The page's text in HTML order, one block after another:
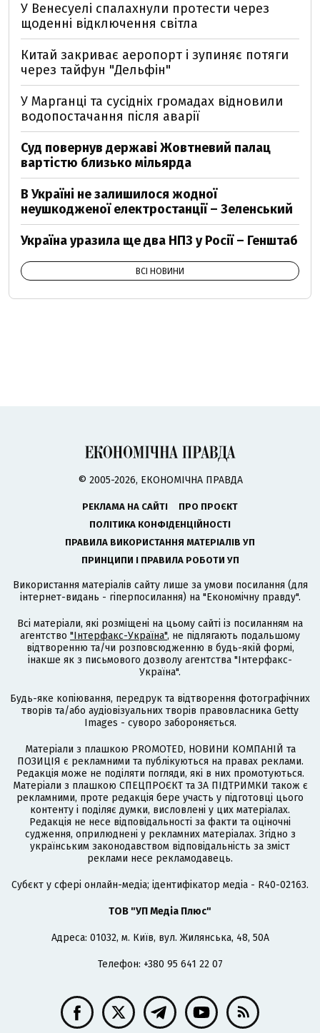
У Венесуелі спалахнули протести через
щоденні відключення світла
Китай закриває аеропорт і зупиняє потяги
через тайфун "Дельфін"
У Марганці та сусідніх громадах відновили
водопостачання після аварії
Суд повернув державі Жовтневий палац
вартістю близько мільярда
В Україні не залишилося жодної
неушкодженої електростанції – Зеленський
Україна уразила ще два НПЗ у Росії – Генштаб
ВСІ НОВИНИ
© 2005-2026, ЕКОНОМІЧНА ПРАВДА
РЕКЛАМА НА САЙТІ
ПРО ПРОЄКТ
ПОЛІТИКА КОНФІДЕНЦІЙНОСТІ
ПРАВИЛА ВИКОРИСТАННЯ МАТЕРІАЛІВ УП
ПРИНЦИПИ І ПРАВИЛА РОБОТИ УП
Використання матеріалів сайту лише за умови посилання (для
інтернет-видань - гіперпосилання) на "Економічну правду".
Всі матеріали, які розміщені на цьому сайті із посиланням на
агентство "Інтерфакс-Україна", не підлягають подальшому
відтворенню та/чи розповсюдженню в будь-якій формі,
інакше як з письмового дозволу агентства "Інтерфакс-
Україна".
Будь-яке копіювання, передрук та відтворення фотографічних
творів та/або аудіовізуальних творів правовласника Getty
Images - суворо забороняється.
Матеріали з плашкою PROMOTED, НОВИНИ КОМПАНІЙ та
ПОЗИЦІЯ є рекламними та публікуються на правах реклами.
Редакція може не поділяти погляди, які в них промотуються.
Матеріали з плашкою СПЕЦПРОЄКТ та ЗА ПІДТРИМКИ також є
рекламними, проте редакція бере участь у підготовці цього
контенту і поділяє думки, висловлені у цих матеріалах.
Редакція не несе відповідальності за факти та оціночні
судження, оприлюднені у рекламних матеріалах. Згідно з
українським законодавством відповідальність за зміст
реклами несе рекламодавець.
Cубєкт у сфері онлайн-медіа; ідентифікатор медіа - R40-02163.
ТОВ "УП Медіа Плюс"
Адреса: 01032, м. Київ, вул. Жилянська, 48, 50А
Телефон: +380 95 641 22 07